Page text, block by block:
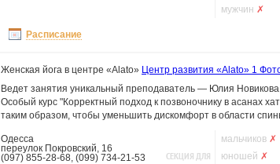
мужчин ✗
Расписание
Женская йога в центре «Alato» Центр развития «Alato» 1
Ведет занятия уникальный преподаватель — Юлия
Особый курс "Корректный подход к позвоночнику в асанах
таким образом, чтобы уменьшить дискомфорт в области
Одесса
переулок Покровский, 16
(097) 855-28-68, (099) 734-21-53
СЕКЦИЯ ДЛЯ
мальчиков ✗
юношей ✗